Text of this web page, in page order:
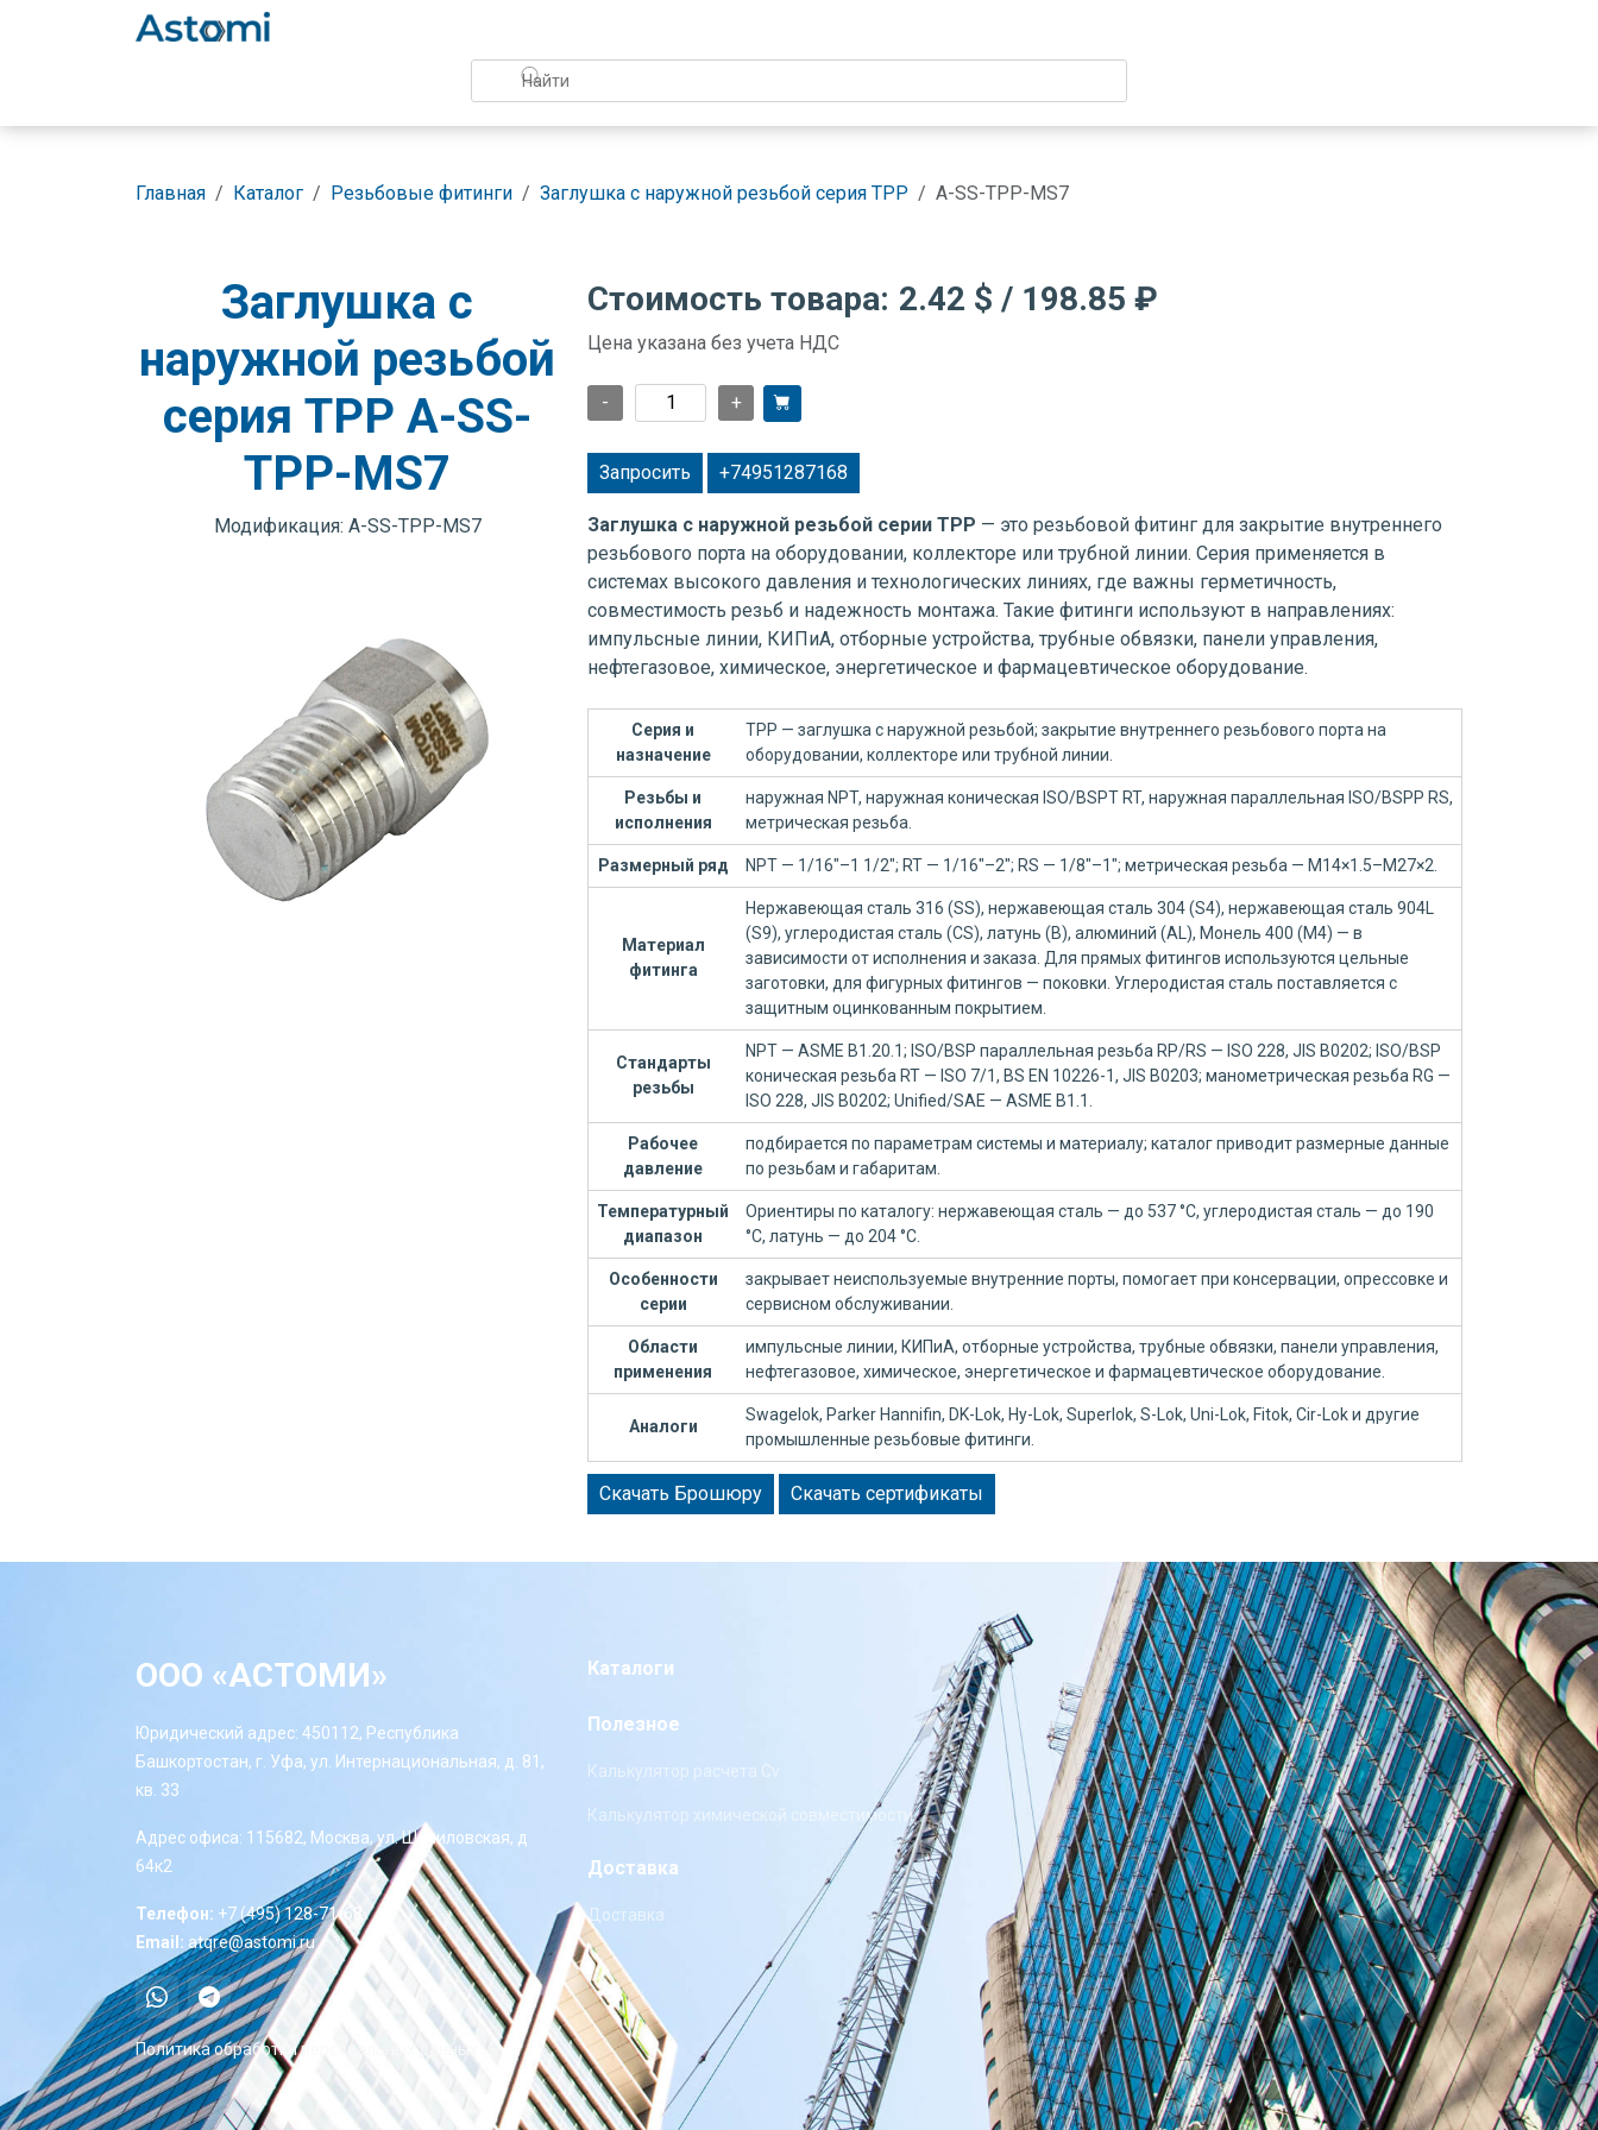
Главная Каталог Резьбовые фитинги Заглушка с наружной резьбой серия TPP A-SS-TPP-MS7
Заглушка с
наружной резьбой
серия TPP A-SS-
TPP-MS7
Модификация: A-SS-TPP-MS7
Стоимость товара: 2.42 $ / 198.85 ₽
Цена указана без учета НДС
- +
Запросить +74951287168
Заглушка с наружной резьбой серии TPP — это резьбовой фитинг для закрытие внутреннего
резьбового порта на оборудовании, коллекторе или трубной линии. Серия применяется в
системах высокого давления и технологических линиях, где важны герметичность,
совместимость резьб и надежность монтажа. Такие фитинги используют в направлениях:
импульсные линии, КИПиА, отборные устройства, трубные обвязки, панели управления,
нефтегазовое, химическое, энергетическое и фармацевтическое оборудование.
Серия и
назначение
TPP — заглушка с наружной резьбой; закрытие внутреннего резьбового порта на
оборудовании, коллекторе или трубной линии.
Резьбы и
исполнения
наружная NPT, наружная коническая ISO/BSPT RT, наружная параллельная ISO/BSPP RS,
метрическая резьба.
Размерный ряд NPT — 1/16"–1 1/2"; RT — 1/16"–2"; RS — 1/8"–1"; метрическая резьба — M14×1.5–M27×2.
Материал
фитинга
Нержавеющая сталь 316 (SS), нержавеющая сталь 304 (S4), нержавеющая сталь 904L
(S9), углеродистая сталь (CS), латунь (B), алюминий (AL), Монель 400 (M4) — в
зависимости от исполнения и заказа. Для прямых фитингов используются цельные
заготовки, для фигурных фитингов — поковки. Углеродистая сталь поставляется с
защитным оцинкованным покрытием.
Стандарты
резьбы
NPT — ASME B1.20.1; ISO/BSP параллельная резьба RP/RS — ISO 228, JIS B0202; ISO/BSP
коническая резьба RT — ISO 7/1, BS EN 10226-1, JIS B0203; манометрическая резьба RG —
ISO 228, JIS B0202; Unified/SAE — ASME B1.1.
Рабочее
давление
подбирается по параметрам системы и материалу; каталог приводит размерные данные
по резьбам и габаритам.
Температурный
диапазон
Ориентиры по каталогу: нержавеющая сталь — до 537 °C, углеродистая сталь — до 190
°C, латунь — до 204 °C.
Особенности
серии
закрывает неиспользуемые внутренние порты, помогает при консервации, опрессовке и
сервисном обслуживании.
Области
применения
импульсные линии, КИПиА, отборные устройства, трубные обвязки, панели управления,
нефтегазовое, химическое, энергетическое и фармацевтическое оборудование.
Аналоги
Swagelok, Parker Hannifin, DK-Lok, Hy-Lok, Superlok, S-Lok, Uni-Lok, Fitok, Cir-Lok и другие
промышленные резьбовые фитинги.
Скачать Брошюру Скачать сертификаты
ООО «АСТОМИ»
Юридический адрес: 450112, Республика
Башкортостан, г. Уфа, ул. Интернациональная, д. 81,
кв. 33
Адрес офиса: 115682, Москва, ул. Шипиловская, д
64к2
Телефон: +7 (495) 128-71-68
Email: atqre@astomi.ru
Политика обработки персональных данных
Каталоги
Полезное
Калькулятор расчета Cv
Калькулятор химической совместимости
Доставка
Доставка